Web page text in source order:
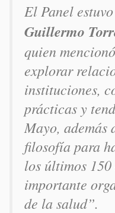
El Panel
Guillermo
quien
explorar
instituciones,
prácticas y
Mayo, además
filosofía para
los últimos
importante
de la salud”.